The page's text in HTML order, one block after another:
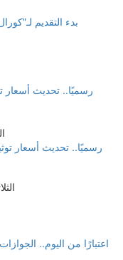
بدء التقديم
رسميًا.. تحديث أسعار
الثلاثاء 04
اعتبارًا من اليوم..